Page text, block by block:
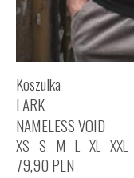
Koszulka
LARK
NAMELESS VOID
XS S M L XL XXL
79,90 PLN